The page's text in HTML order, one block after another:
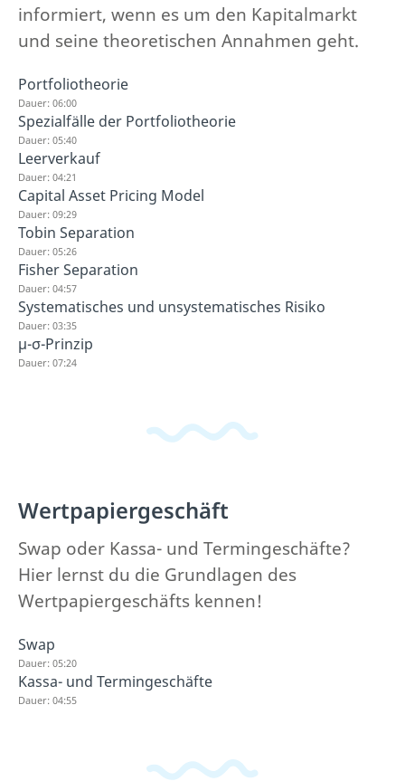
informiert, wenn es um den Kapitalmarkt
und seine theoretischen Annahmen geht.
Portfoliotheorie
Dauer: 06:00
Spezialfälle der Portfoliotheorie
Dauer: 05:40
Leerverkauf
Dauer: 04:21
Capital Asset Pricing Model
Dauer: 09:29
Tobin Separation
Dauer: 05:26
Fisher Separation
Dauer: 04:57
Systematisches und unsystematisches Risiko
Dauer: 03:35
μ-σ-Prinzip
Dauer: 07:24
Wertpapiergeschäft
Swap oder Kassa- und Termingeschäfte?
Hier lernst du die Grundlagen des
Wertpapiergeschäfts kennen!
Swap
Dauer: 05:20
Kassa- und Termingeschäfte
Dauer: 04:55